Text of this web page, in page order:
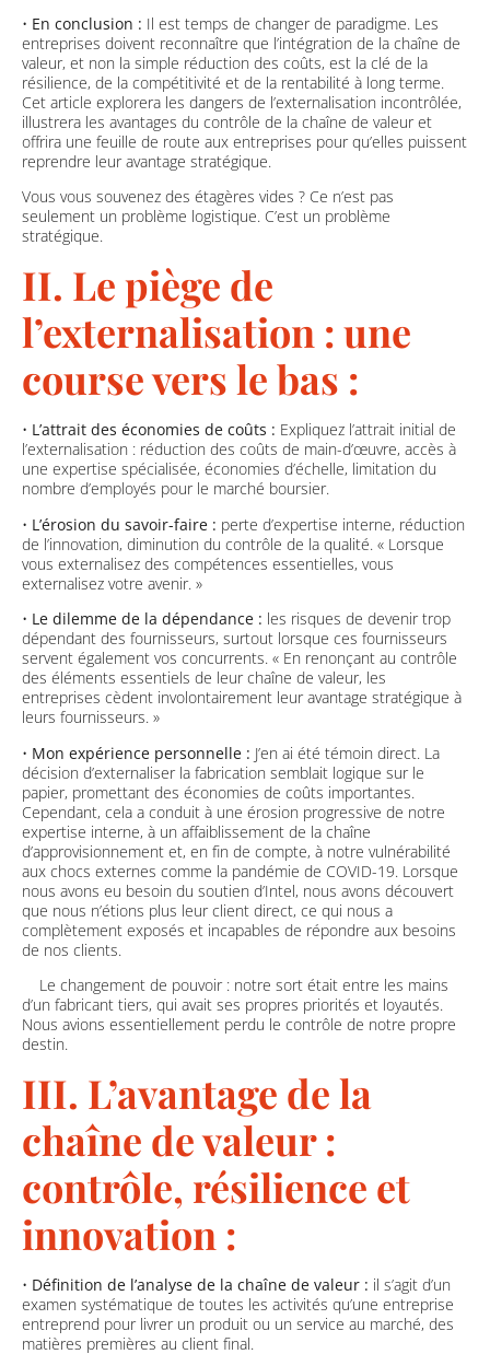
• En conclusion : Il est temps de changer de paradigme. Les
entreprises doivent reconnaître que l’intégration de la chaîne de
valeur, et non la simple réduction des coûts, est la clé de la
résilience, de la compétitivité et de la rentabilité à long terme.
Cet article explorera les dangers de l’externalisation incontrôlée,
illustrera les avantages du contrôle de la chaîne de valeur et
offrira une feuille de route aux entreprises pour qu’elles puissent
reprendre leur avantage stratégique.
Vous vous souvenez des étagères vides ? Ce n’est pas
seulement un problème logistique. C’est un problème
stratégique.
II. Le piège de
l’externalisation : une
course vers le bas :
• L’attrait des économies de coûts : Expliquez l’attrait initial de
l’externalisation : réduction des coûts de main-d’œuvre, accès à
une expertise spécialisée, économies d’échelle, limitation du
nombre d’employés pour le marché boursier.
• L’érosion du savoir-faire : perte d’expertise interne, réduction
de l’innovation, diminution du contrôle de la qualité. « Lorsque
vous externalisez des compétences essentielles, vous
externalisez votre avenir. »
• Le dilemme de la dépendance : les risques de devenir trop
dépendant des fournisseurs, surtout lorsque ces fournisseurs
servent également vos concurrents. « En renonçant au contrôle
des éléments essentiels de leur chaîne de valeur, les
entreprises cèdent involontairement leur avantage stratégique à
leurs fournisseurs. »
• Mon expérience personnelle : J’en ai été témoin direct. La
décision d’externaliser la fabrication semblait logique sur le
papier, promettant des économies de coûts importantes.
Cependant, cela a conduit à une érosion progressive de notre
expertise interne, à un affaiblissement de la chaîne
d’approvisionnement et, en fin de compte, à notre vulnérabilité
aux chocs externes comme la pandémie de COVID-19. Lorsque
nous avons eu besoin du soutien d’Intel, nous avons découvert
que nous n’étions plus leur client direct, ce qui nous a
complètement exposés et incapables de répondre aux besoins
de nos clients.
Le changement de pouvoir : notre sort était entre les mains
d’un fabricant tiers, qui avait ses propres priorités et loyautés.
Nous avions essentiellement perdu le contrôle de notre propre
destin.
III. L’avantage de la
chaîne de valeur :
contrôle, résilience et
innovation :
• Définition de l’analyse de la chaîne de valeur : il s’agit d’un
examen systématique de toutes les activités qu’une entreprise
entreprend pour livrer un produit ou un service au marché, des
matières premières au client final.